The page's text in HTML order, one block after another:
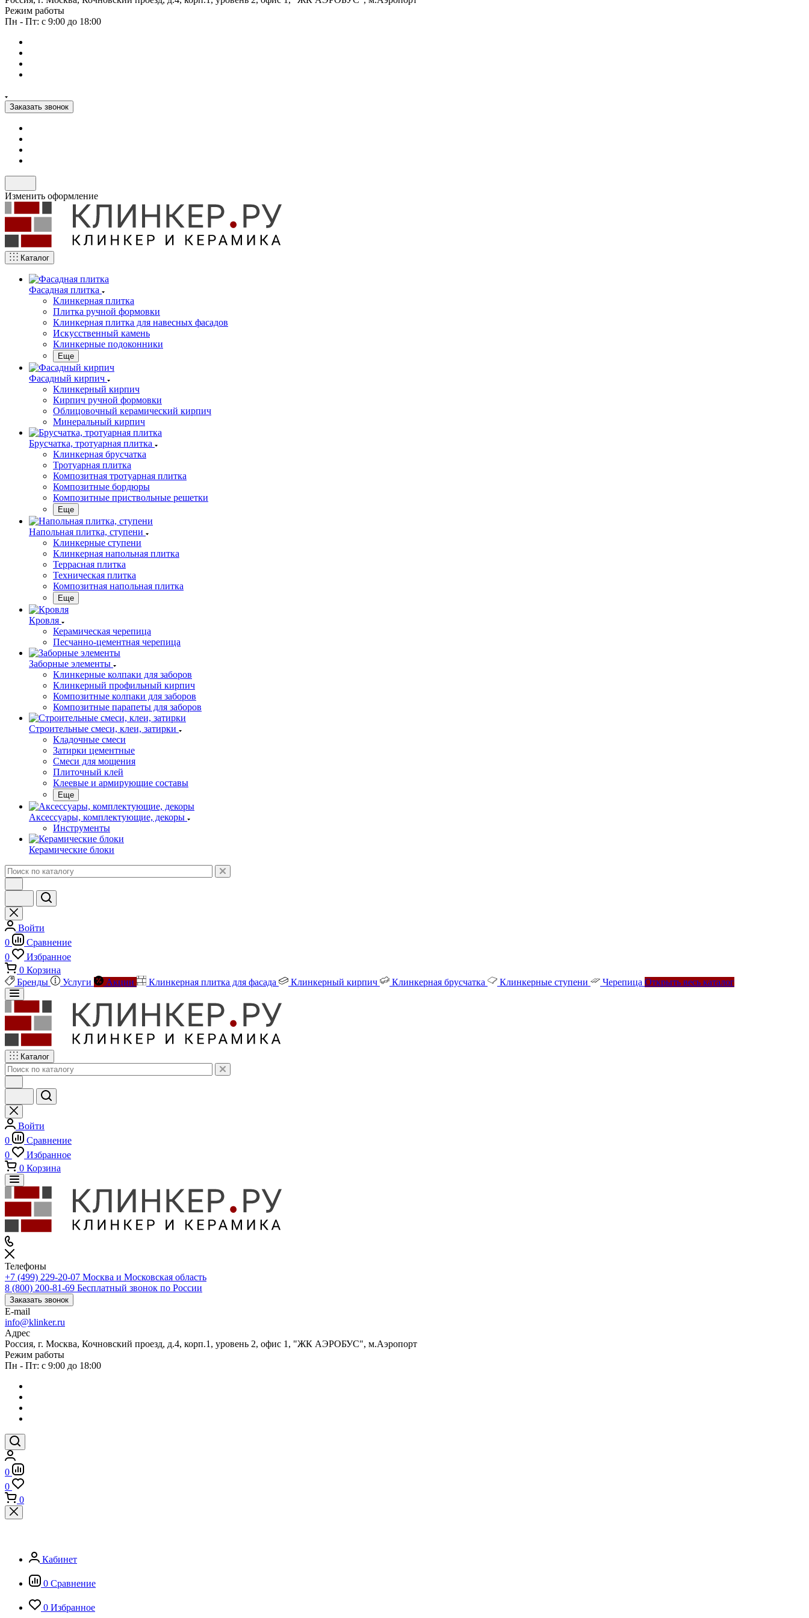
Режим работы
Пн - Пт: с 9:00 до 18:00
Заказать звонок
Изменить оформление
Каталог
Фасадная плитка
Клинкерная плитка
Плитка ручной формовки
Клинкерная плитка для навесных фасадов
Искусственный камень
Клинкерные подоконники
Еще
Фасадный кирпич
Клинкерный кирпич
Кирпич ручной формовки
Облицовочный керамический кирпич
Минеральный кирпич
Брусчатка, тротуарная плитка
Клинкерная брусчатка
Тротуарная плитка
Композитная тротуарная плитка
Композитные бордюры
Композитные приствольные решетки
Еще
Напольная плитка, ступени
Клинкерные ступени
Клинкерная напольная плитка
Террасная плитка
Техническая плитка
Композитная напольная плитка
Еще
Кровля
Керамическая черепица
Песчанно-цементная черепица
Заборные элементы
Клинкерные колпаки для заборов
Клинкерный профильный кирпич
Композитные колпаки для заборов
Композитные парапеты для заборов
Строительные смеси, клеи, затирки
Кладочные смеси
Затирки цементные
Смеси для мощения
Плиточный клей
Клеевые и армирующие составы
Еще
Аксессуары, комплектующие, декоры
Инструменты
Керамические блоки
Войти
0
Сравнение
0
Избранное
0 Корзина
Бренды
Услуги Акции Клинкерная плитка для фасада Клинкерный кирпич Клинкерная брусчатка Клинкерные ступени Черепица Открыть весь каталог
Каталог
Войти
0
Сравнение
0
Избранное
0 Корзина
Телефоны
+7 (499) 229-20-07 Москва и Московская область
8 (800) 200-81-69 Бесплатный звонок по России
Заказать звонок
E-mail
info@klinker.ru
Адрес
Россия, г. Москва, Кочновский проезд, д.4, корп.1, уровень 2, офис 1, "ЖК АЭРОБУС", м.Аэропорт
Режим работы
Пн - Пт: с 9:00 до 18:00
0
0
0
Кабинет
0 Сравнение
0 Избранное